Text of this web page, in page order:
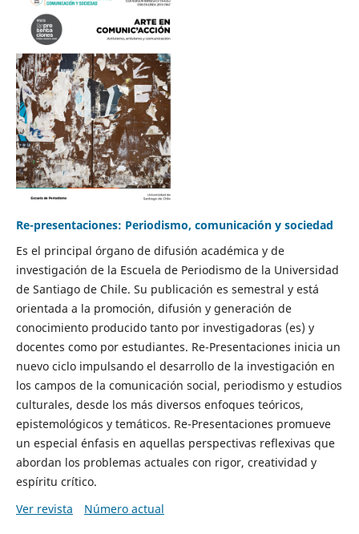
Re-presentaciones: Periodismo, comunicación y sociedad
Es el principal órgano de difusión académica y de
investigación de la Escuela de Periodismo de la Universidad
de Santiago de Chile. Su publicación es semestral y está
orientada a la promoción, difusión y generación de
conocimiento producido tanto por investigadoras (es) y
docentes como por estudiantes. Re-Presentaciones inicia un
nuevo ciclo impulsando el desarrollo de la investigación en
los campos de la comunicación social, periodismo y estudios
culturales, desde los más diversos enfoques teóricos,
epistemológicos y temáticos. Re-Presentaciones promueve
un especial énfasis en aquellas perspectivas reflexivas que
abordan los problemas actuales con rigor, creatividad y
espíritu crítico.
Ver revista
Número actual